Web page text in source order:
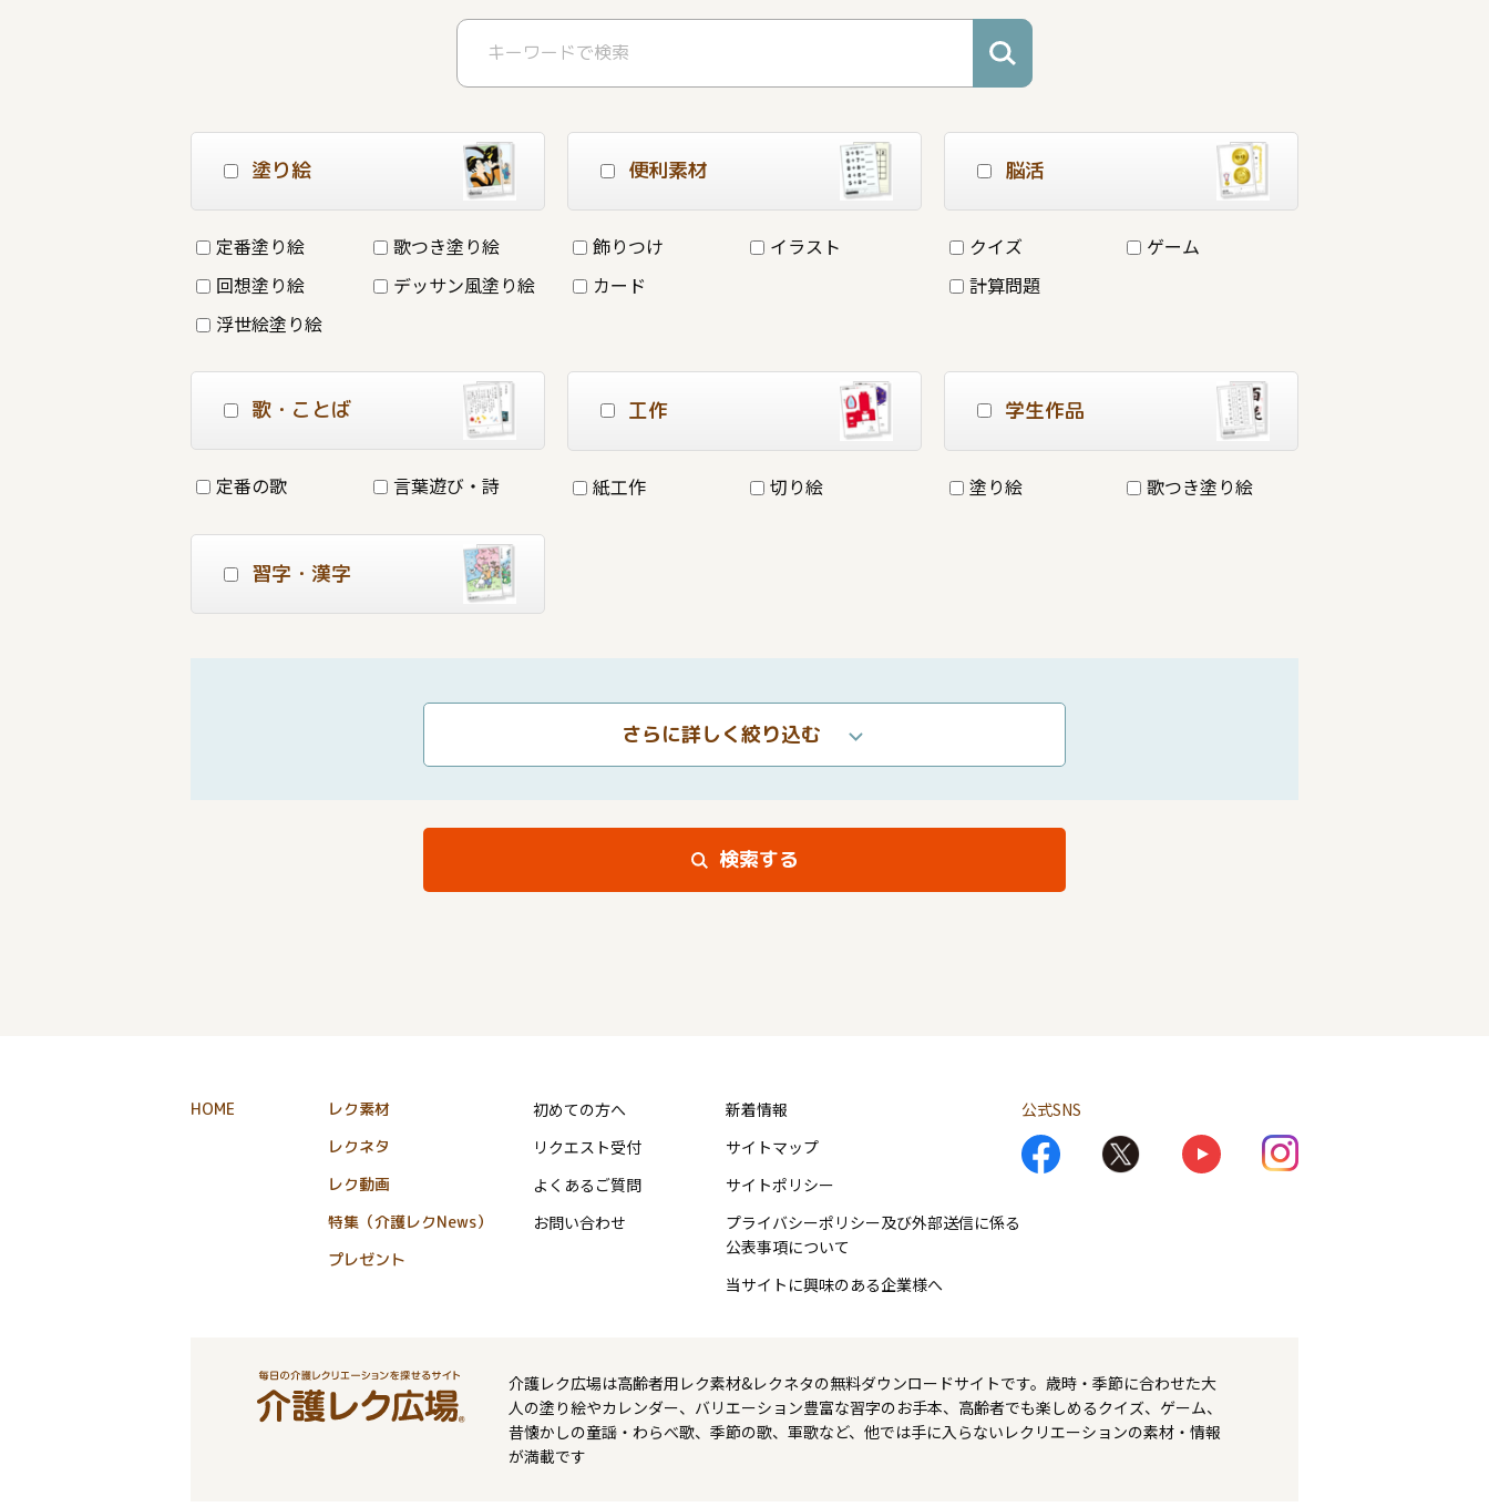
塗り絵
定番塗り絵
歌つき塗り絵
回想塗り絵
デッサン風塗り絵
浮世絵塗り絵
便利素材
飾りつけ
イラスト
カード
脳活
クイズ
ゲーム
計算問題
歌・ことば
定番の歌 言葉遊び・詩
工作
紙工作 切り絵
学生作品
塗り絵 歌つき塗り絵
習字・漢字
さらに詳しく絞り込む
検索する
HOME
レク素材
レクネタ
レク動画
特集（介護レクNews）
プレゼント
初めての方へ
リクエスト受付
よくあるご質問
お問い合わせ
新着情報
サイトマップ
サイトポリシー
プライバシーポリシー及び外部送信に係る
公表事項について
当サイトに興味のある企業様へ
公式SNS
介護レク広場は高齢者用レク素材&レクネタの無料ダウンロードサイトです。歳時・季節に合わせた大
人の塗り絵やカレンダー、バリエーション豊富な習字のお手本、高齢者でも楽しめるクイズ、ゲーム、
昔懐かしの童謡・わらべ歌、季節の歌、軍歌など、他では手に入らないレクリエーションの素材・情報
が満載です